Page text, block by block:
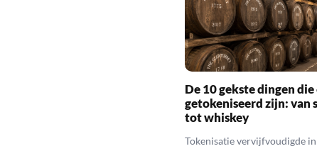
De 10 gekste dingen
getokeniseerd zijn: van
tot whiskey
Tokenisatie vervijfvoudigde in